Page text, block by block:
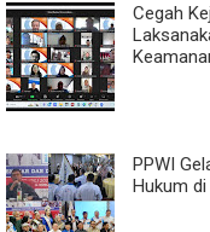
Cegah
PPWI
Hukum